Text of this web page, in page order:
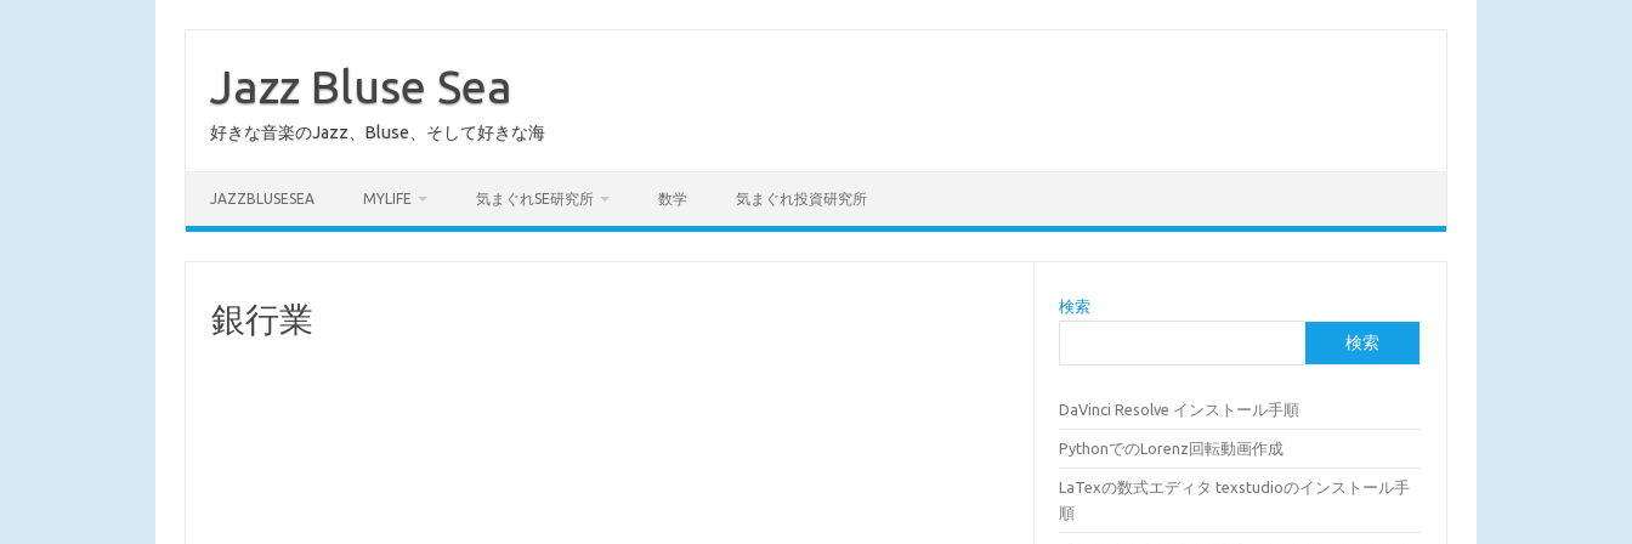
Jazz Bluse Sea
好きな音楽のJazz、Bluse、そして好きな海
JAZZBLUSESEA MYLIFE 気まぐれSE研究所 数学 気まぐれ投資研究所
銀行業 検索
検索
DaVinci Resolve インストール手順
PythonでのLorenz回転動画作成
LaTexの数式エディタ texstudioのインストール手
順